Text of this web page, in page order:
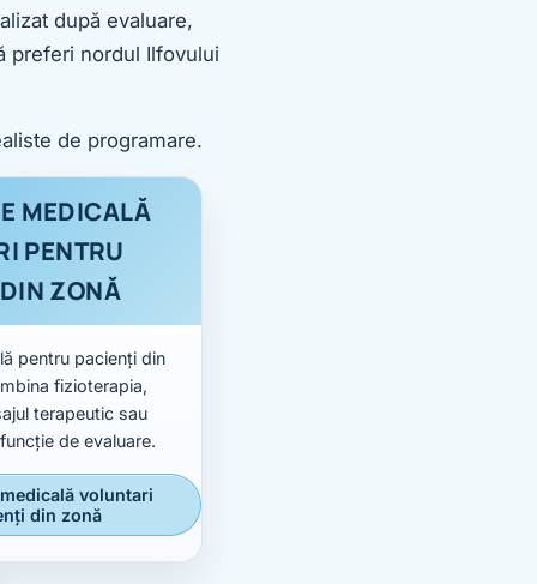
după evaluare,
preferi nordul Ilfovului
de programare.
MEDICALĂ
PENTRU
ZONĂ
pentru pacienți din
fizioterapia,
terapeutic sau
de evaluare.
voluntari
din zonă